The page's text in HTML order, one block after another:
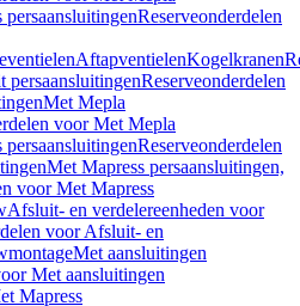
persaansluitingenReserveonderdelen
AftapventielenKogelkranen
Reserveonderdelen
Met Mepla
voor Met Mepla
persaansluitingenReserveonderdelen
Met Mapress persaansluitingen,
voor Met Mapress
Afsluit- en verdelereenheden voor
voor Afsluit- en
Met aansluitingen
Met aansluitingen
Mapress